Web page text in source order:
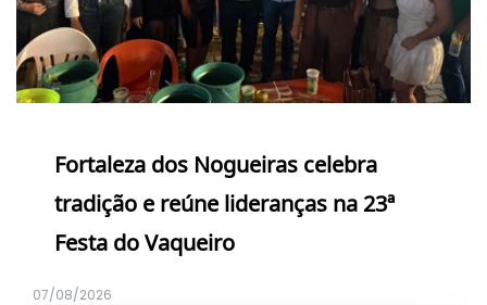
Fortaleza dos Nogueiras celebra
tradição e reúne lideranças na 23ª
Festa do Vaqueiro
07/08/2026